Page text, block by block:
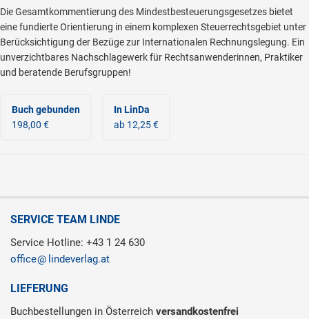
Die Gesamtkommentierung des Mindestbesteuerungsgesetzes bietet
eine fundierte Orientierung in einem komplexen Steuerrechtsgebiet unter
Berücksichtigung der Bezüge zur Internationalen Rechnungslegung. Ein
unverzichtbares Nachschlagewerk für Rechtsanwenderinnen, Praktiker
und beratende Berufsgruppen!
Buch gebunden
198,00 €
In LinDa
ab 12,25 €
SERVICE TEAM LINDE
Service Hotline: +43 1 24 630
office
lindeverlag.at
LIEFERUNG
Buchbestellungen in Österreich versandkostenfrei